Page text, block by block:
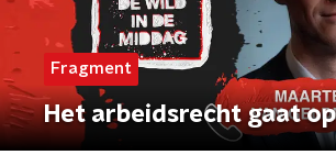
Fragment
Het arbeidsrecht gaat